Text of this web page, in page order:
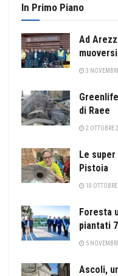
In Primo Piano
Ad
3
di Raee
2 OTTOBRE
Le
Pistoia
10
Foresta
piantati
5
Ascoli,